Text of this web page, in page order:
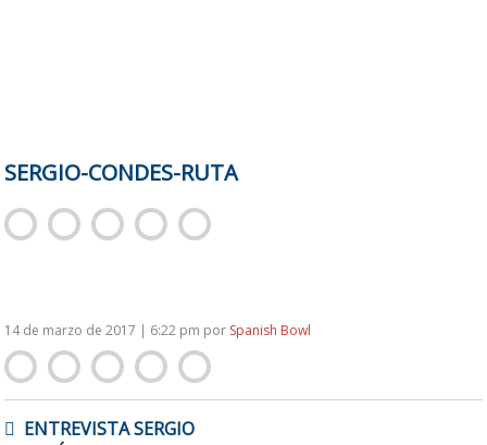
SERGIO-CONDES-RUTA
14 de marzo de 2017 | 6:22 pm por Spanish Bowl
DEENTREVISTA SERGIO